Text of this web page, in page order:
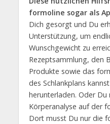
formoline sogar als Ap
Dich gesorgt und Du
Unterstützung, um
Wunschgewicht zu
Rezeptsammlung, den
Produkte sowie das
des Schlankplans
herunterladen. Oder
Körperanalyse auf der
Dort musst Du nur die